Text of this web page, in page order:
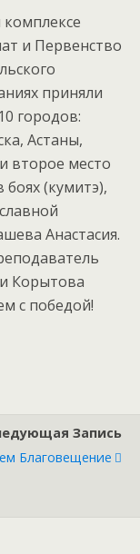
и Первенство
приняли
городов:
Астаны,
второе место
боях (кумитэ),
Анастасия.
Корытова
с победой!
Запись
Благовещение